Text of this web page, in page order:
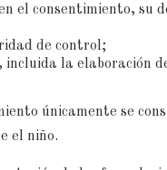
el consentimiento, su
de control;
la elaboración
únicamente se
el niño.